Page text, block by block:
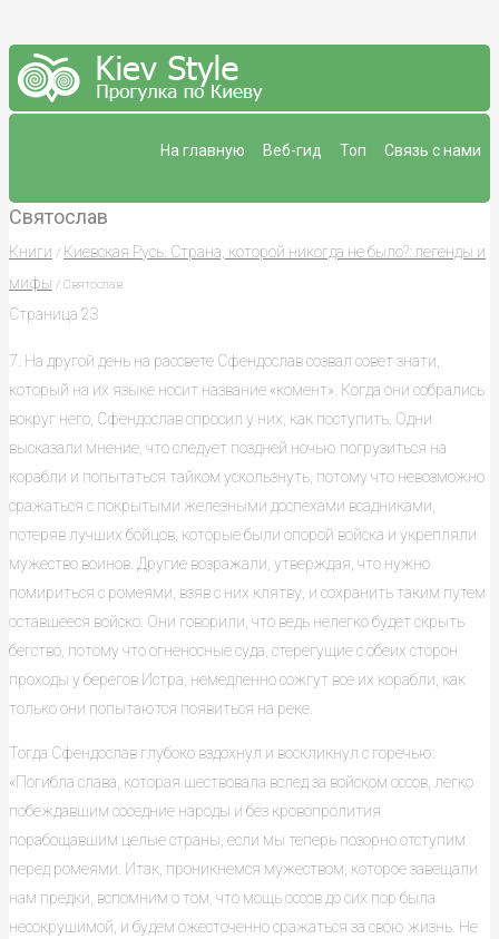
Связь с нами
Топ
Веб-гид
На главную
Святослав
Книги / Киевская Русь. Страна, которой никогда не было?: легенды и
мифы / Святослав
Страница 23
7. На другой день на рассвете Сфендослав созвал совет знати,
который на их языке носит название «комент». Когда они собрались
вокруг него, Сфендослав спросил у них, как поступить. Одни
высказали мнение, что следует поздней ночью погрузиться на
корабли и попытаться тайком ускользнуть, потому что невозможно
сражаться с покрытыми железными доспехами всадниками,
потеряв лучших бойцов, которые были опорой войска и укрепляли
мужество воинов. Другие возражали, утверждая, что нужно
помириться с ромеями, взяв с них клятву, и сохранить таким путем
оставшееся войско. Они говорили, что ведь нелегко будет скрыть
бегство, потому что огненосные суда, стерегущие с обеих сторон
проходы у берегов Истра, немедленно сожгут все их корабли, как
только они попытаются появиться на реке.
Тогда Сфендослав глубоко вздохнул и воскликнул с горечью:
«Погибла слава, которая шествовала вслед за войском оссов, легко
побеждавшим соседние народы и без кровопролития
порабощавшим целые страны, если мы теперь позорно отступим
перед ромеями. Итак, проникнемся мужеством, которое завещали
нам предки, вспомним о том, что мощь оссов до сих пор была
несокрушимой, и будем ожесточенно сражаться за свою жизнь. Не